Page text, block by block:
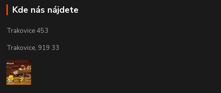
Kde nás nájdete
Trakovice 453
Trakovice, 919 33